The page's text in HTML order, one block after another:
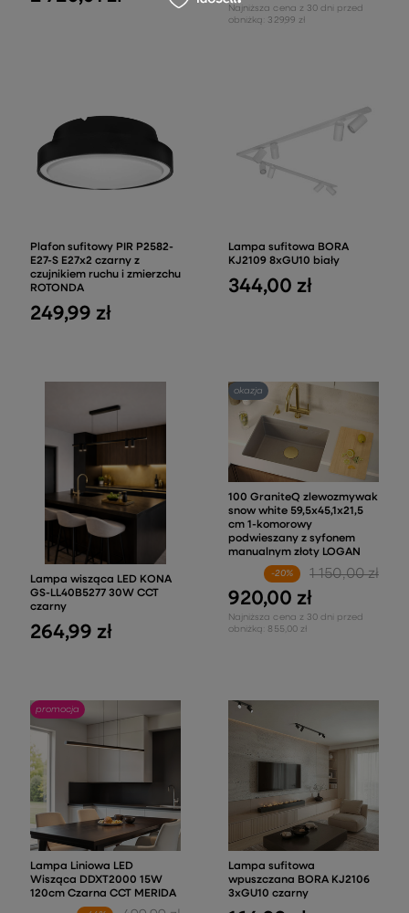
Najniższa cena z 30 dni przed
obniżką: 329,99 zł
Plafon sufitowy PIR P2582-
E27-S E27x2 czarny z
czujnikiem ruchu i zmierzchu
ROTONDA
249,99 zł
Lampa sufitowa BORA
KJ2109 8xGU10 biały
344,00 zł
Lampa wisząca LED KONA
GS-LL40B5277 30W CCT
czarny
264,99 zł
okazja
100 GraniteQ zlewozmywak
snow white 59,5x45,1x21,5
cm 1-komorowy
podwieszany z syfonem
manualnym złoty LOGAN
920,00 zł
Najniższa cena z 30 dni przed
obniżką:
855,00 zł
1 150,00 zł
-20%
promocja
Lampa Liniowa LED
Wisząca DDXT2000 15W
120cm Czarna CCT MERIDA
Lampa sufitowa
wpuszczana BORA KJ2106
3xGU10 czarny